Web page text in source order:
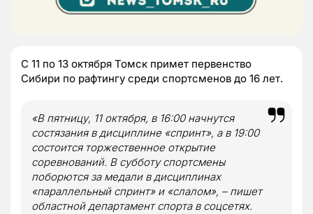
С 11 по 13 октября Томск примет первенство
Сибири по рафтингу среди спортсменов до 16 лет.
«В пятницу, 11 октября, в 16:00 начнутся
состязания в дисциплине «спринт», а в 19:00
состоится торжественное открытие
соревнований. В субботу спортсмены
поборются за медали в дисциплинах
«параллельный спринт» и «слалом», – пишет
областной департамент спорта в соцсетях.